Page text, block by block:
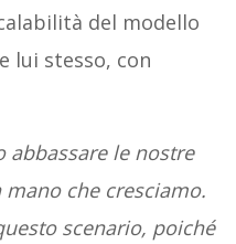
del modello
lui stesso, con
abbassare le nostre
che cresciamo.
scenario, poiché